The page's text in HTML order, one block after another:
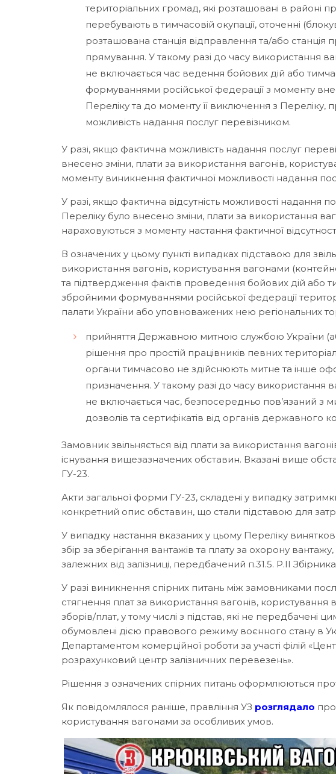
територіальних громад, які розташовані в районі
перебувають в тимчасовій окупації, оточенні
розташована станція відправлення та/або станція
прямування. У такому разі до часу використання
не включається час ведення бойових дій або
формуваннями російської федерації з моменту
Переліку та до моменту її виключення з Переліку,
можливість надання послуг перевізником.
У разі, якщо фактична можливість надання послуг
внесено зміни, плати за використання вагонів,
моменту виникнення фактичної можливості надання
У разі, якщо фактична відсутність можливості надання
Переліку було внесено зміни, плати за використання
нараховуються з моменту настання фактичної
В означених у цьому пункті випадках підставою для
використання вагонів, користування вагонами
та підтвердження фактів проведення бойових дій або
збройними формуваннями російської федерації
палати України або уповноважених нею регіональних
прийняття Державною митною службою України
рішення про простій працівників певних
органи тимчасово не здійснюють митне та інше
призначення. У такому разі до часу використання
не включається час, безпосередньо пов’язаний
дозволів та сертифікатів від органів державного
Замовник звільняється від плати за використання
існування вищезазначених обставин. Вказані вище
ГУ-23.
Акти загальної форми ГУ-23, складені у випадку
конкретний опис обставин, що стали підставою для
У випадку настання вказаних у цьому Переліку
збір за зберігання вантажів та плату за охорону
залежних від залізниці, передбачений п.31.5. Р.ІІ
У разі виникнення спірних питань між замовниками
стягнення плат за використання вагонів,
зборів/плат, у тому числі з підстав, які не передбачені
обумовлені дією правового режиму воєнного стану в
Департаментом комерційної роботи за участі філій
розрахунковий центр залізничних перевезень».
Рішення з означених спірних питань оформлюються
Як повідомлялося раніше, правління УЗ розглядало
користування вагонами за особливих умов.